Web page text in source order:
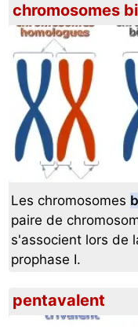
chromosomes
Les chromosomes
paire de
s'associent lors de
prophase I.
pentavalent